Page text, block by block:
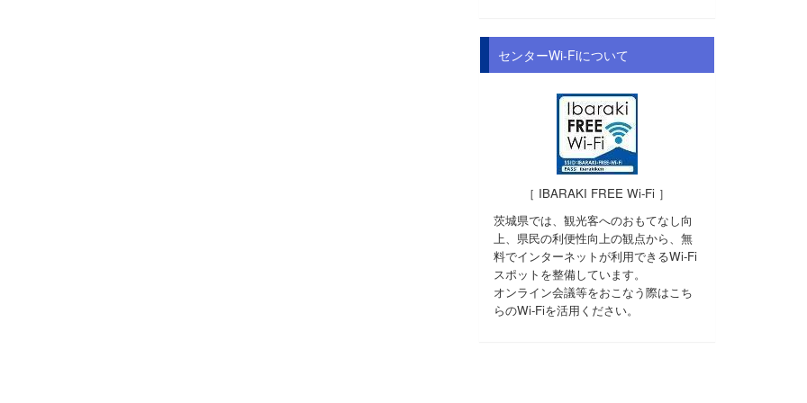
センターWi-Fiについて
［ IBARAKI FREE Wi-Fi ］
茨城県では、観光客へのおもてなし向
上、県民の利便性向上の観点から、無
料でインターネットが利用できるWi-Fi
スポットを整備しています。
オンライン会議等をおこなう際はこち
らのWi-Fiを活用ください。